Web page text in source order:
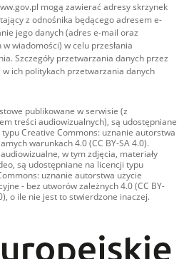
mogą zawierać adresy skrzynek
z odnośnika będącego adresem e-
jego danych (adres e-mail oraz
wiadomości) w celu przesłania
Szczegóły przetwarzania danych przez
ich politykach przetwarzania danych
publikowane w serwisie (z
treści audiowizualnych), są udostępniane
typu Creative Commons: uznanie autorstwa
warunkach 4.0 (CC BY-SA 4.0).
w tym zdjęcia, materiały
są udostępniane na licencji typu
uznanie autorstwa użycie
- bez utworów zależnych 4.0 (CC BY-
o ile nie jest to stwierdzone inaczej.